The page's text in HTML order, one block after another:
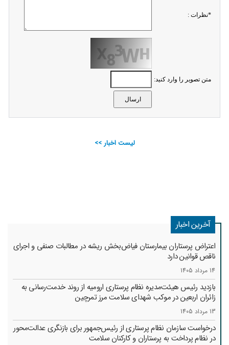
*نظرات :
متن تصویر را وارد کنید:
لیست اخبار >>
آخرین اخبار
اعتراض پرستاران بیمارستان فیاض‌بخش ریشه در مطالبات صنفی و اجرای
ناقص قوانین دارد
14 مرداد 1405
بازدید رئیس هیئت‌مدیره نظام پرستاری ارومیه از روند خدمت‌رسانی به
زائران اربعین در موکب شهدای سلامت مرز تمرچین
13 مرداد 1405
درخواست سازمان نظام پرستاری از رئیس‌جمهور برای بازنگری عدالت‌محور
در نظام پرداخت به پرستاران و کارکنان سلامت